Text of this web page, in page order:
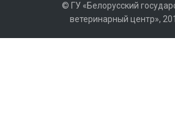
© ГУ «Белорусский
ветеринарный центр»,